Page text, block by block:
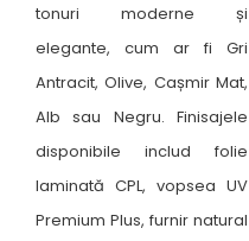
tonuri moderne și
elegante, cum ar fi Gri
Antracit, Olive, Cașmir Mat,
Alb sau Negru. Finisajele
disponibile includ folie
laminată CPL, vopsea UV
Premium Plus, furnir natural